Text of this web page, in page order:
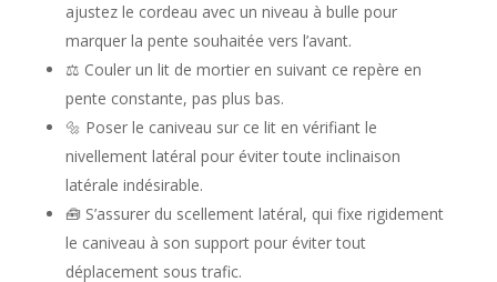
ajustez le cordeau avec un niveau à bulle pour
marquer la pente souhaitée vers l’avant.
⚖️ Couler un lit de mortier en suivant ce repère en
pente constante, pas plus bas.
🔩 Poser le caniveau sur ce lit en vérifiant le
nivellement latéral pour éviter toute inclinaison
latérale indésirable.
🧰 S’assurer du scellement latéral, qui fixe rigidement
le caniveau à son support pour éviter tout
déplacement sous trafic.